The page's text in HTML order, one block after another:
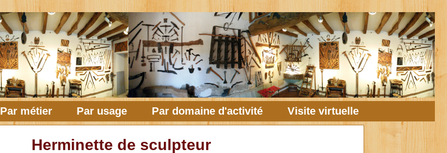
Par métier Par usage Par domaine d'activité Visite virtuelle
Herminette de sculpteur